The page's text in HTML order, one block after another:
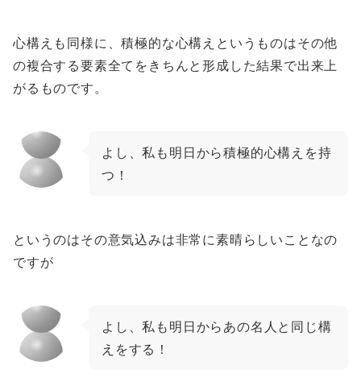
心構えも同様に、積極的な心構えというものはその他
の複合する要素全てをきちんと形成した結果で出来上
がるものです。
よし、私も明日から積極的心構えを持
つ！
というのはその意気込みは非常に素晴らしいことなの
ですが
よし、私も明日からあの名人と同じ構
えをする！